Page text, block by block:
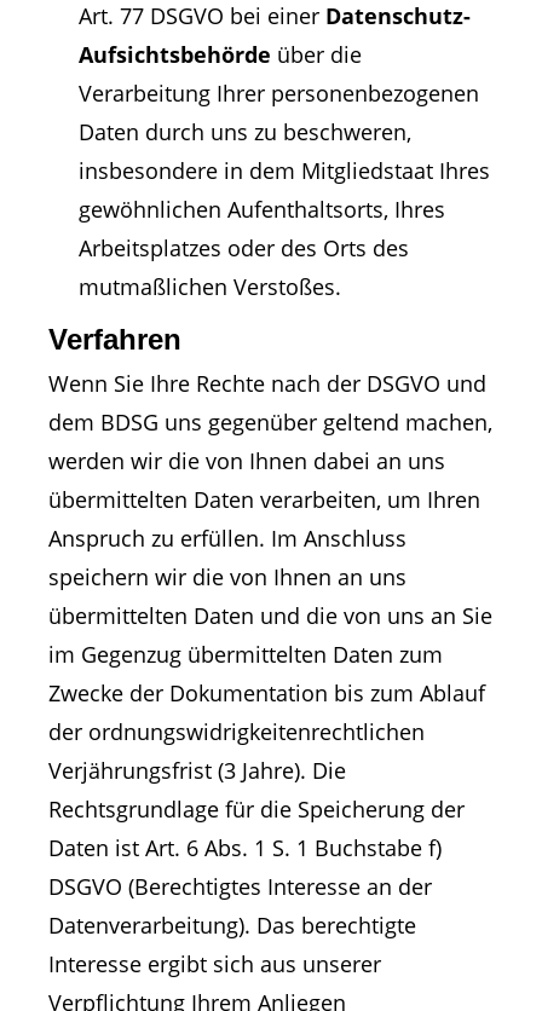
Art. 77 DSGVO bei einer Datenschutz-
Aufsichtsbehörde über die
Verarbeitung Ihrer personenbezogenen
Daten durch uns zu beschweren,
insbesondere in dem Mitgliedstaat Ihres
gewöhnlichen Aufenthaltsorts, Ihres
Arbeitsplatzes oder des Orts des
mutmaßlichen Verstoßes.
Verfahren
Wenn Sie Ihre Rechte nach der DSGVO und
dem BDSG uns gegenüber geltend machen,
werden wir die von Ihnen dabei an uns
übermittelten Daten verarbeiten, um Ihren
Anspruch zu erfüllen. Im Anschluss
speichern wir die von Ihnen an uns
übermittelten Daten und die von uns an Sie
im Gegenzug übermittelten Daten zum
Zwecke der Dokumentation bis zum Ablauf
der ordnungswidrigkeitenrechtlichen
Verjährungsfrist (3 Jahre). Die
Rechtsgrundlage für die Speicherung der
Daten ist Art. 6 Abs. 1 S. 1 Buchstabe f)
DSGVO (Berechtigtes Interesse an der
Datenverarbeitung). Das berechtigte
Interesse ergibt sich aus unserer
Verpflichtung Ihrem Anliegen